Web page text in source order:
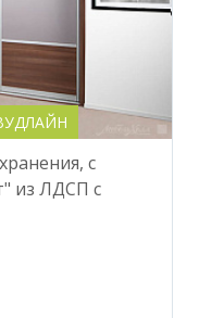
с
из ЛДСП с